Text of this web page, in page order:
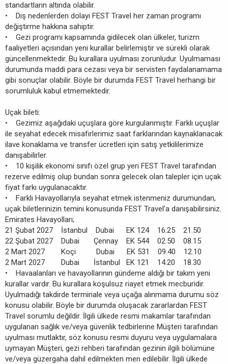
standartların altında olabilir.
• Dış nedenlerden dolayı FEST Travel her zaman programı
değiştirme hakkına sahiptir.
• Gezi programı kapsamında gidilecek olan ülkeler, turizm
faaliyetleri açısından yeni kurallar belirlemiştir ve sürekli olarak
güncellenmektedir. Bu kurallara uyulması zorunludur. Uyulmaması
durumunda maddi para cezası veya bir servisten faydalanamama
gibi sonuçlar olabilir. Böyle bir durumda FEST Travel herhangi bir
sorumluluk kabul etmemektedir.
Uçak bileti:
• Gezimiz aşağıdaki uçuşlara göre kurgulanmıştır. Farklı uçuşlar
ile seyahat edecek misafirlerimiz saat farklarından kaynaklanacak
ilave konaklama ve transfer ücretleri için satış yetkililerimize
danışabilirler.
• 10 kişilik ekonomi sınıfı özel grup yeri FEST Travel tarafından
rezerve edilmiş olup bundan sonra gelecek olan talepler için uçak
fiyat farkı uygulanacaktır.
• Farklı Havayollarıyla seyahat etmek istenmeniz durumundan,
uçak biletlerinizin temini konusunda FEST Travel’a danışabilirsiniz.
Emirates Havayolları;
21 Şubat 2027 İstanbul Dubai EK 124 16.25 21.50
22 Şubat 2027 Dubai Çennay EK 544 02.50 08.15
2 Mart 2027 Koçi Dubai EK 531 09.40 12.10
2 Mart 2027 Dubai İstanbul EK 121 14.20 18.30
• Havaalanları ve havayollarının gündeme aldığı bir takım yeni
kurallar vardır. Bu kurallara koşulsuz riayet etmek mecburidir.
Uyulmadığı takdirde terminale veya uçağa alınmama durumu söz
konusu olabilir. Böyle bir durumda oluşacak zararlardan FEST
Travel sorumlu değildir. İlgili ülkede resmi makamlar tarafından
uygulanan sağlık ve/veya güvenlik tedbirlerine Müşteri tarafından
uyulması mutlaktır, söz konusu resmi duyuru veya uygulamalara
uymayan Müşteri, gezi rehberi tarafından gezinin ilgili bölümüne
ve/veya güzergaha dahil edilmekten men edilebilir. İlgili ülkede